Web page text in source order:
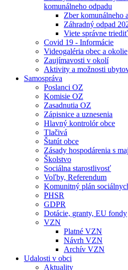
komunálneho odpadu
Zber komunálneho
Záhradný odpad
Viete správne
Covid 19 - Informácie
Videogaléria obec a okolie
Zaujímavosti v okolí
Aktivity a možnosti
Samospráva
Poslanci OZ
Komisie OZ
Zasadnutia OZ
Zápisnice a uznesenia
Hlavný kontrolór obce
Tlačivá
Štatút obce
Zásady hospodárenia s
Školstvo
Sociálna starostlivosť
Voľby, Referendum
Komunitný plán
PHSR
GDPR
Dotácie, granty, EU fondy
VZN
Platné VZN
Návrh VZN
Archív VZN
Udalosti v obci
Aktuality